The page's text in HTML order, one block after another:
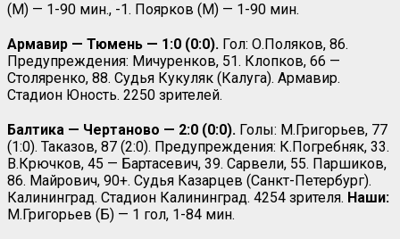
(М) — 1-90 мин., -1. Поярков (М) — 1-90 мин.
Армавир — Тюмень — 1:0 (0:0). Гол: О.Поляков, 86.
Предупреждения: Мичуренков, 51. Клопков, 66 —
Столяренко, 88. Судья Кукуляк (Калуга). Армавир.
Стадион Юность. 2250 зрителей.
Балтика — Чертаново — 2:0 (0:0). Голы: М.Григорьев, 77
(1:0). Таказов, 87 (2:0). Предупреждения: К.Погребняк, 33.
В.Крючков, 45 — Бартасевич, 39. Сарвели, 55. Паршиков,
86. Майрович, 90+. Судья Казарцев (Санкт-Петербург).
Калининград. Стадион Калининград. 4254 зрителя. Наши:
М.Григорьев (Б) — 1 гол, 1-84 мин.